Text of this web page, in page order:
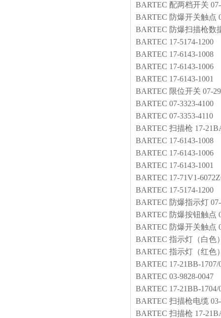
BARTEC 配两档开关
BARTEC 防爆开关触点
BARTEC 防爆扫描枪数
BARTEC 17-5174-1200
BARTEC 17-6143-1008
BARTEC 17-6143-1006
BARTEC 17-6143-1001
BARTEC 限位开关 07-
BARTEC 07-3323-4100
BARTEC 07-3353-4110
BARTEC 扫描枪 17-
BARTEC 17-6143-1008
BARTEC 17-6143-1006
BARTEC 17-6143-1001
BARTEC 17-71V1-
BARTEC 17-5174-1200
BARTEC 防爆指示灯
BARTEC 防爆按钮触点
BARTEC 防爆开关触点
BARTEC 指示灯（白色
BARTEC 指示灯（红色
BARTEC 17-21BB-1707/
BARTEC 03-9828-0047
BARTEC 17-21BB-1704/
BARTEC 扫描枪电缆
BARTEC 扫描枪 17-